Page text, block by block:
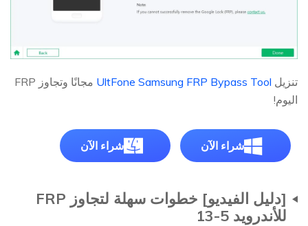
تنزيل UltFone Samsung FRP Bypass Tool
مجانًا وتجاوز FRP
اليوم!
شراء الآن شراء الآن
[دليل الفيديو] خطوات سهلة لتجاوز FRP
للأندرويد 5-13